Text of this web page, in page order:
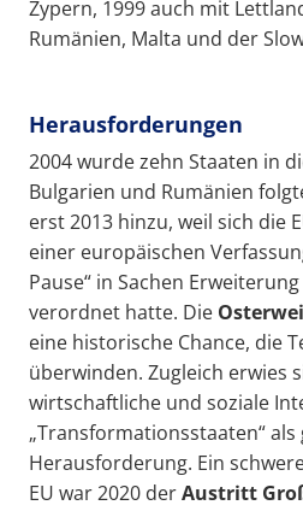
Zypern, 1999 auch mit
Rumänien, Malta und der
Herausforderungen
2004 wurde zehn Staaten in
Bulgarien und Rumänien
erst 2013 hinzu, weil sich die
einer europäischen
Pause“ in Sachen
verordnet hatte. Die
eine historische Chance, die
überwinden. Zugleich erwies
wirtschaftliche und soziale
„Transformationsstaaten“ als
Herausforderung. Ein
EU war 2020 derAustritt